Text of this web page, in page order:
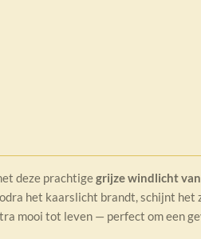
deze prachtigegrijze windlicht
het kaarslicht brandt, schijnt het
mooi tot leven — perfect om een